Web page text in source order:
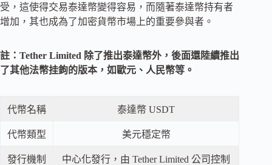
受，這使得交易泰達幣變得容易，而隨著泰達幣持有者
增加，其也成為了加密貨幣市場上的重要參與者。
註：Tether Limited 除了推出泰達幣外，後面還陸續推出
了其他法幣挂鉤的版本，如歐元、人民幣等。
代幣名稱 泰達幣 USDT
代幣類型 美元穩定幣
發行機制 中心化發行，由 Tether Limited 公司控制